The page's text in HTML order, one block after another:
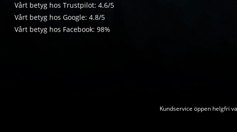
Vårt betyg hos Trustpilot: 4.6/5
Vårt betyg hos Google: 4.8/5
Vårt betyg hos Facebook: 98%
Kundservice öppen helgfri